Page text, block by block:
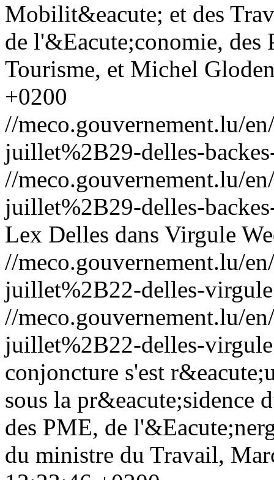
Mobilit&eacute; et des
de l'&Eacute;conomie,
Tourisme, et Michel
+0200
//meco.gouvernement.lu/
juillet%2B29-delles-
//meco.gouvernement.lu/
juillet%2B29-delles-
Lex Delles dans Virgule
//meco.gouvernement.lu/
juillet%2B22-delles-
//meco.gouvernement.lu/
juillet%2B22-delles-
conjoncture s'est
sous la pr&eacute;sidence
des PME, de
du ministre du Travail,